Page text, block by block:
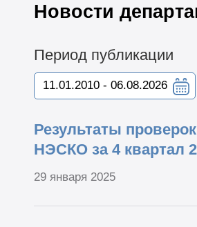
Новости
Период публикации
Результаты
НЭСКО за 4 квартал
29 января 2025